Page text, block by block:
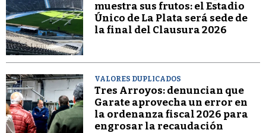
muestra sus frutos: el Estadio
Único de La Plata será sede de
la final del Clausura 2026
VALORES DUPLICADOS
Tres Arroyos: denuncian que
Garate aprovecha un error en
la ordenanza fiscal 2026 para
engrosar la recaudación